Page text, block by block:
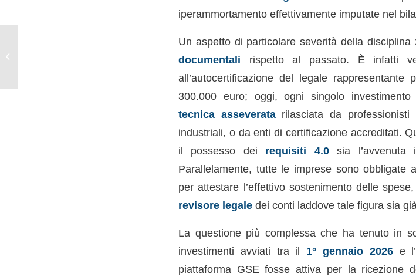
iperammortamento effettivamente imputate nel
Un aspetto di particolare severità della disciplina
documentali rispetto al passato. È infatti
all’autocertificazione del legale
300.000 euro; oggi, ogni singolo
tecnica asseveratarilasciata da
industriali, o da enti di certificazione accreditati.
il possesso dei requisiti 4.0sia l’avvenuta
Parallelamente, tutte le imprese sono
per attestare l’effettivo sostenimento delle
revisore legaledei conti laddove tale figura sia
La questione più complessa che ha tenuto in
investimenti avviati tra il 1° gennaio 2026e l’
piattaforma GSE fosse attiva per la ricezione